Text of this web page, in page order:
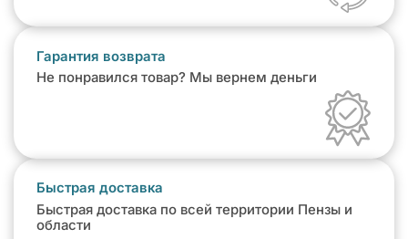
Гарантия возврата
Не понравился товар? Мы вернем деньги
Быстрая доставка
Быстрая доставка по всей территории Пензы и
области